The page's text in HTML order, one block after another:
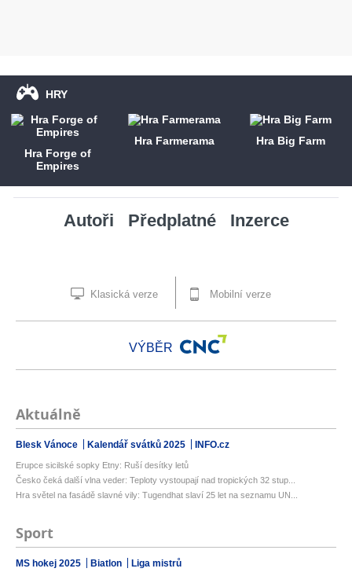
HRY
Hra Forge of
Empires
Hra Farmerama Hra Big Farm
Autoři Předplatné Inzerce
Klasická verze Mobilní verze
VÝBĚR
Aktuálně
Blesk Vánoce Kalendář svátků 2025 INFO.cz
Erupce sicilské sopky Etny: Ruší desítky letů
Česko čeká další vlna veder: Teploty vystoupají nad tropických 32 stup...
Hra světel na fasádě slavné vily: Tugendhat slaví 25 let na seznamu UN...
Sport
MS hokej 2025 Biatlon Liga mistrů